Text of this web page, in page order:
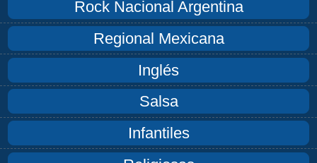
Rock Nacional Argentina
Regional Mexicana
Inglés
Salsa
Infantiles